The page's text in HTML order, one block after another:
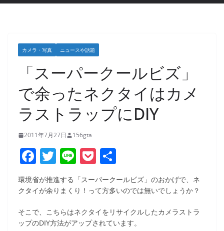
カメラ・写真 ニュースや話題
「スーパークールビズ」
で余ったネクタイはカメ
ラストラップにDIY
2011年7月27日 156gta
F
a
c
e
b
T
w
itt
er
Li
n
e
P
o
ck
et
有
環境省が推進する「スーパークールビズ」のおかげで、ネ
クタイが余りまくり！って方多いのでは無いでしょうか？
そこで、こちらはネクタイをリサイクルしたカメラストラ
ップのDIY方法がアップされています。